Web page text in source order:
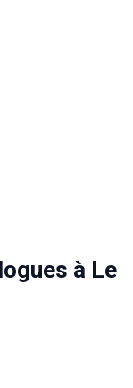
à Le